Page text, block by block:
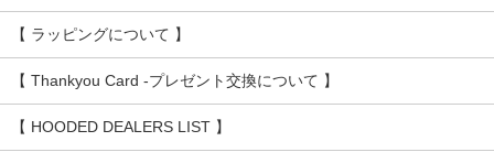
【 ラッピングについて 】
【 Thankyou Card -プレゼント交換について 】
【 HOODED DEALERS LIST 】